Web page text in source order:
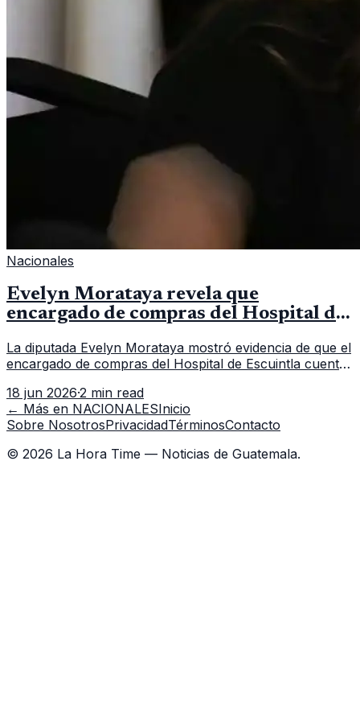
Nacionales
Evelyn Morataya revela que
encargado de compras del Hospital de
La diputada Evelyn Morataya mostró evidencia de que el
encargado de compras del Hospital de Escuintla cuenta
capacitación en la capital.
18 jun 2026·2 min read
← Más en NACIONALESInicio
Sobre NosotrosPrivacidadTérminosContacto
© 2026 La Hora Time — Noticias de Guatemala.